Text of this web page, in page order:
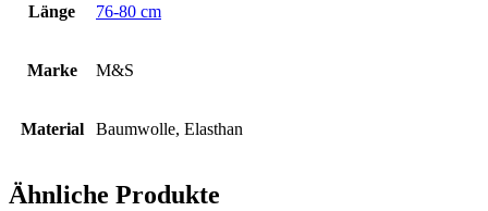
Länge 76-80 cm
Marke M&S
Material Baumwolle, Elasthan
Ähnliche Produkte